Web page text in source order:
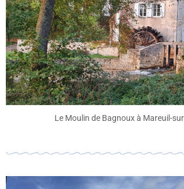
Le Moulin de Bagnoux à Mareuil-